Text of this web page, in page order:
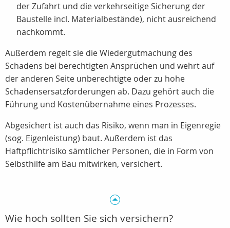
der Zufahrt und die verkehrseitige Sicherung der
Baustelle incl. Materialbestände), nicht ausreichend
nachkommt.
Außerdem regelt sie die Wiedergutmachung des
Schadens bei berechtigten Ansprüchen und wehrt auf
der anderen Seite unberechtigte oder zu hohe
Schadensersatzforderungen ab. Dazu gehört auch die
Führung und Kostenübernahme eines Prozesses.
Abgesichert ist auch das Risiko, wenn man in Eigenregie
(sog. Eigenleistung) baut. Außerdem ist das
Haftpflichtrisiko sämtlicher Personen, die in Form von
Selbsthilfe am Bau mitwirken, versichert.
Wie hoch sollten Sie sich versichern?